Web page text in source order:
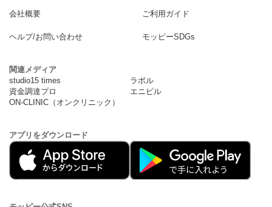
会社概要 ご利用ガイド
ヘルプ/お問い合わせ モッピーSDGs
関連メディア
studio15 times
ラボル
資金調達プロ
エニピル
ON-CLINIC（オンクリニック）
アプリをダウンロード